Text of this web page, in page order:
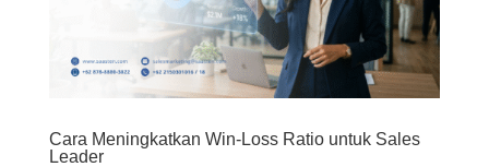
Cara Meningkatkan Win-Loss Ratio untuk Sales
Leader